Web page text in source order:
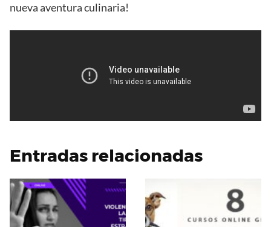
nueva aventura culinaria!
Entradas relacionadas